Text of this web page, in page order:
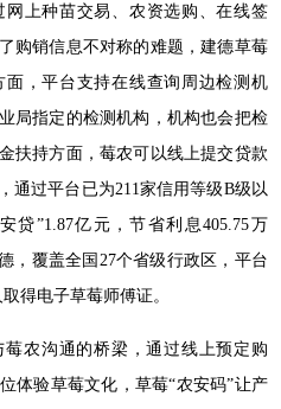
上种苗交易、农资选购、在线签
购销信息不对称的难题，建德草莓
，平台支持在线查询周边检测机
局指定的检测机构，机构也会把检
扶持方面，莓农可以线上提交贷款
通过平台已为211家信用等级B级以
贷”1.87亿元，节省利息405.75万
，覆盖全国27个省级行政区，平台
得电子草莓师傅证。
农沟通的桥梁，通过线上预定购
体验草莓文化，草莓“农安码”让产